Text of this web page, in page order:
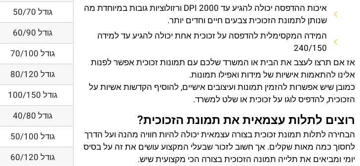
איכות ההדפסה יכולה להגיע עד 2000 DPI ורזולוציות גובות במיוחדת מה
שנותן לתמונת הזכוכית צבעים חיים וחדים יותר.
המידה המקסימלית להדפסה על זכוכית אחת יכולה להגיע עד למידה
240/150
אז אם תרצו לעצב את הבית או המשרד שלכם עם תמונות זכוכית אפשר לפנות
אלינו להתאמות אישיות של מידות ואפילו תמונות.
כמובן שיש אפשרות להזמין תמונות ועיצובים אישיים, להוסיף הקדשות אשיות על
הזכוכית, להדפיס לוגו על זכוכית או שלט למשרד.
רוצים לתלות עצמאית את תמונת הזכוכית?
הבחירה לתלות תמונת זכוכית בצורה עצמאית יכולה להיות חוויה מהנה ועל הדרך
לחסוך כמה מאות שקלים. אך חשוב לזכור שבעלי המקצוע עושים את זה על בסיס
יומי ומביאים את תלייה תמונה הזכוכית בצורה הכי מקצועית שיש.
גודל 50/70
גודל 60/90
גודל 70/100
גודל 80/120
גודל 100/150
גודל 40/80
גודל 50/100
גודל 60/120